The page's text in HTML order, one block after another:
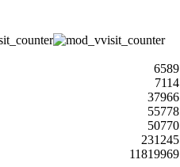
6589
7114
37966
55778
50770
231245
11819969